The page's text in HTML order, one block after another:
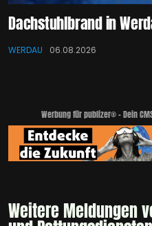
Dachstuhlbrand in
WERDAU 06.08.2026
Werbung für publizer® - Dein
Weitere Meldungen